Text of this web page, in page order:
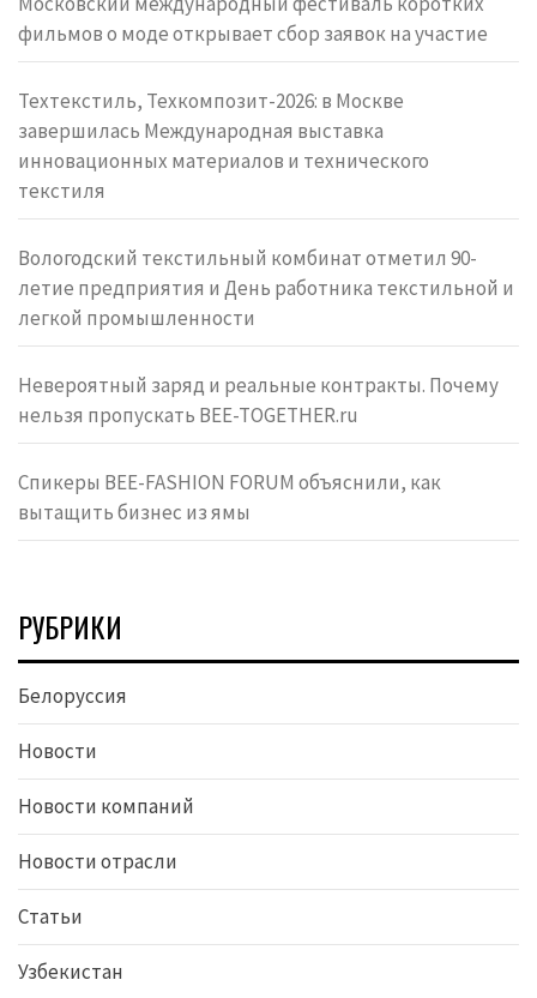
фильмов о моде открывает сбор заявок на участие
Техтекстиль, Техкомпозит-2026: в Москве
завершилась Международная выставка
инновационных материалов и технического
текстиля
Вологодский текстильный комбинат отметил 90-
летие предприятия и День работника текстильной и
легкой промышленности
Невероятный заряд и реальные контракты. Почему
нельзя пропускать BEE-TOGETHER.ru
Спикеры BEE-FASHION FORUM объяснили, как
вытащить бизнес из ямы
РУБРИКИ
Белоруссия
Новости
Новости компаний
Новости отрасли
Статьи
Узбекистан